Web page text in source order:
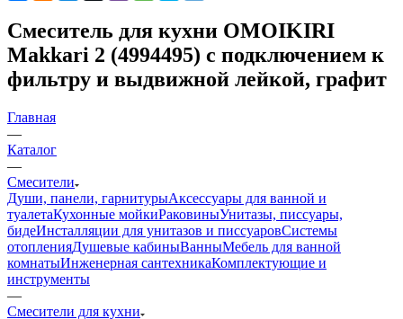
Смеситель для кухни OMOIKIRI
Makkari 2 (4994495) с подключением к
фильтру и выдвижной лейкой, графит
Главная
—
Каталог
—
Смесители
Души, панели, гарнитурыАксессуары для ванной и
туалетаКухонные мойкиРаковиныУнитазы, писсуары,
бидеИнсталляции для унитазов и писсуаровСистемы
отопленияДушевые кабиныВанныМебель для ванной
комнатыИнженерная сантехникаКомплектующие и
инструменты
—
Смесители для кухни